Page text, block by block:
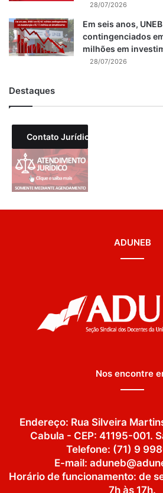
28/07/2026
Em seis anos,
contingenciados
milhões em
28/07/2026
Destaques
Contato Jurídico
ADUNEB
Nos encontre
Endereço: Rua Silveira
Cabula - CEP: 41195-001.
Telefone: (71) 9
E-mail:
Horário de funcionamento: de
7h às 17h.